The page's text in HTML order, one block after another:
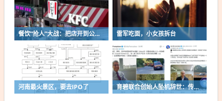
餐饮“抢人”大战：把店开到公交站、演唱会… 雷军吃面，小女孩拆台
河南最火景区，要去IPO了 育碧联合创始人坠机辞世：传奇背后的关键人物